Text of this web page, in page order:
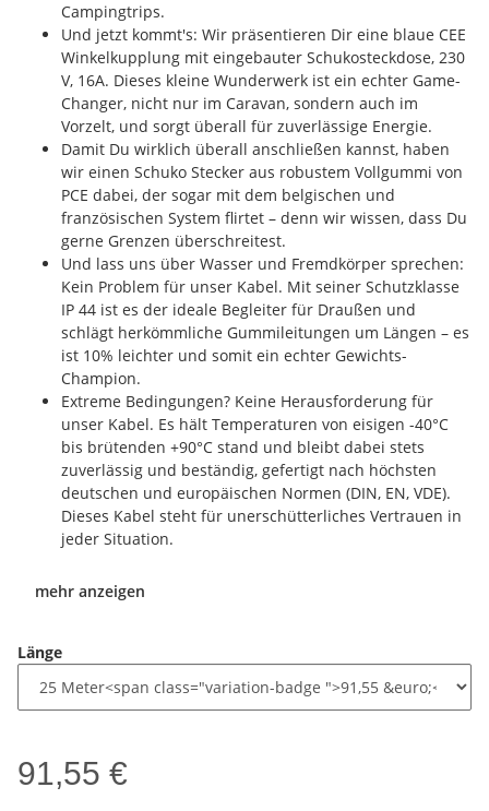
Campingtrips.
Und jetzt kommt's: Wir präsentieren Dir eine blaue CEE
Winkelkupplung mit eingebauter Schukosteckdose, 230
V, 16A. Dieses kleine Wunderwerk ist ein echter Game-
Changer, nicht nur im Caravan, sondern auch im
Vorzelt, und sorgt überall für zuverlässige Energie.
Damit Du wirklich überall anschließen kannst, haben
wir einen Schuko Stecker aus robustem Vollgummi von
PCE dabei, der sogar mit dem belgischen und
französischen System flirtet – denn wir wissen, dass Du
gerne Grenzen überschreitest.
Und lass uns über Wasser und Fremdkörper sprechen:
Kein Problem für unser Kabel. Mit seiner Schutzklasse
IP 44 ist es der ideale Begleiter für Draußen und
schlägt herkömmliche Gummileitungen um Längen – es
ist 10% leichter und somit ein echter Gewichts-
Champion.
Extreme Bedingungen? Keine Herausforderung für
unser Kabel. Es hält Temperaturen von eisigen -40°C
bis brütenden +90°C stand und bleibt dabei stets
zuverlässig und beständig, gefertigt nach höchsten
deutschen und europäischen Normen (DIN, EN, VDE).
Dieses Kabel steht für unerschütterliches Vertrauen in
jeder Situation.
mehr anzeigen
Länge
91,55 €